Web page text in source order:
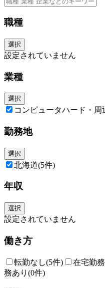
職種
選択
設定されていません
業種
選択
コンピュータハード・周
勤務地
選択
北海道(5件)
年収
選択
設定されていません
働き方
転勤なし(5件) 在宅勤
務あり (0件)